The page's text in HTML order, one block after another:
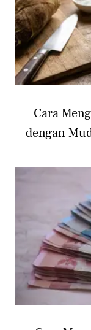
Cara
dengan